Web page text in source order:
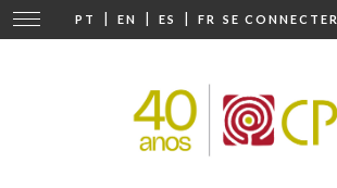
PT | EN | ES | FR SE CONNECTER
Modifier
la